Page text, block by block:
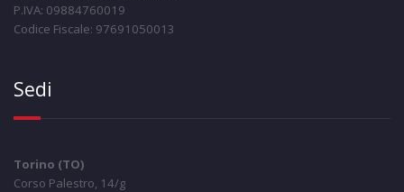
P.IVA: 09884760019
Codice Fiscale: 97691050013
Sedi
Torino (TO)
Corso Palestro, 14/g